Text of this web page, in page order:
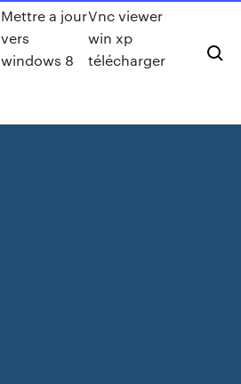
Mettre a jour
vers
windows 8
Vnc viewer
win xp
télécharger